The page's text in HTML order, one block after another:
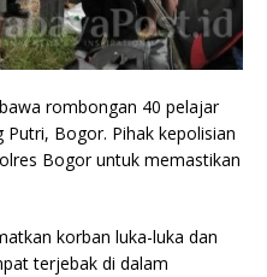
rombongan 40 pelajar
Putri, Bogor. Pihak kepolisian
Bogor untuk memastikan
korban luka-luka dan
terjebak di dalam